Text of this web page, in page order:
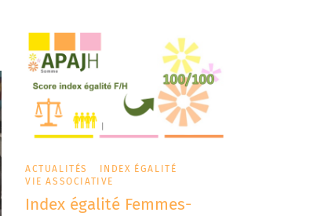
ACTUALITÉS
INDEX ÉGALITÉ
VIE ASSOCIATIVE
Index égalité Femmes-